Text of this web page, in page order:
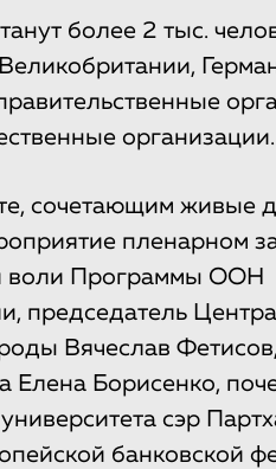
более 2 тыс.
организации.
сочетающим живые
пленарном
воли Программы ООН
Вячеслав
Елена Борисенко,
сэр
банковской